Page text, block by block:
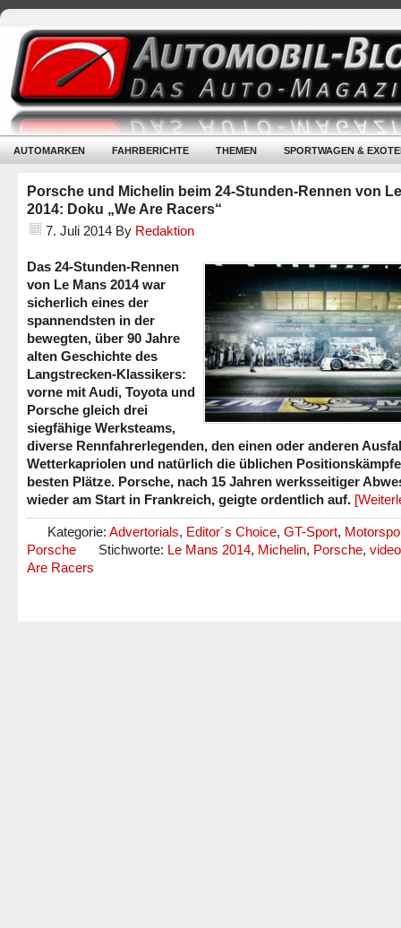
AUTOMARKEN FAHRBERICHTE THEMEN SPORTWAGEN &
Porsche und Michelin beim 24-Stunden-Rennen von
2014: Doku „We Are Racers“
7. Juli 2014 By Redaktion
Das 24-Stunden-Rennen
von Le Mans 2014 war
sicherlich eines der
spannendsten in der
bewegten, über 90 Jahre
alten Geschichte des
Langstrecken-Klassikers:
vorne mit Audi, Toyota und
Porsche gleich drei
siegfähige Werksteams,
diverse Rennfahrerlegenden, den einen oder anderen
Wetterkapriolen und natürlich die üblichen
besten Plätze. Porsche, nach 15 Jahren werksseitiger
wieder am Start in Frankreich, geigte ordentlich auf.
Kategorie: Advertorials, Editor´s Choice, GT-Sport,
Porsche
Stichworte: Le Mans 2014, Michelin, Porsche, video
Are Racers